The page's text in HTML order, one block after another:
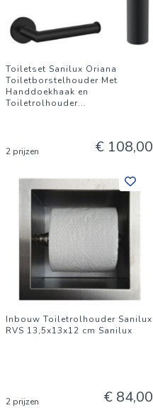
Toiletset Sanilux Oriana
Toiletborstelhouder Met
Handdoekhaak en
Toiletrolhouder...
2 prijzen € 108,00
Inbouw Toiletrolhouder Sanilux
RVS 13,5x13x12 cm Sanilux
2 prijzen € 84,00